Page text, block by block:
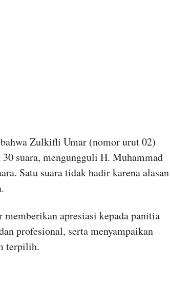
Zulkifli Umar (nomor urut 02)
suara, mengungguli H. Muhammad
Satu suara tidak hadir karena alasan
apresiasi kepada panitia
profesional, serta menyampaikan
terpilih.